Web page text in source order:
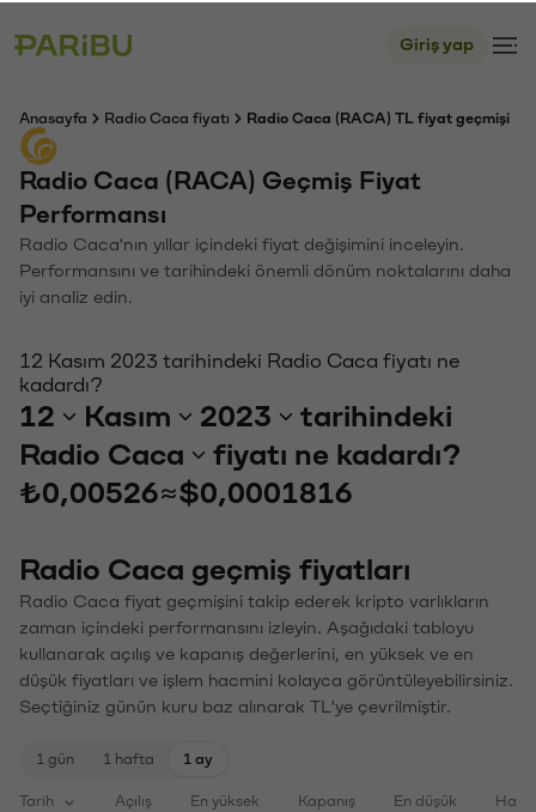
Giriş yap
Anasayfa Radio Caca fiyatı Radio Caca (RACA) TL fiyat geçmişi
Radio Caca (RACA) Geçmiş Fiyat
Performansı
Radio Caca'nın yıllar içindeki fiyat değişimini inceleyin.
Performansını ve tarihindeki önemli dönüm noktalarını daha
iyi analiz edin.
12 Kasım 2023 tarihindeki Radio Caca fiyatı ne
kadardı?
12 Kasım 2023
tarihindeki
Radio Caca
fiyatı ne kadardı?
₺0,00526≈$0,0001816
Radio Caca geçmiş fiyatları
Radio Caca fiyat geçmişini takip ederek kripto varlıkların
zaman içindeki performansını izleyin. Aşağıdaki tabloyu
kullanarak açılış ve kapanış değerlerini, en yüksek ve en
düşük fiyatları ve işlem hacmini kolayca görüntüleyebilirsiniz.
Seçtiğiniz günün kuru baz alınarak TL'ye çevrilmiştir.
1 gün 1 hafta 1 ay
Tarih Açılış En yüksek Kapanış En düşük